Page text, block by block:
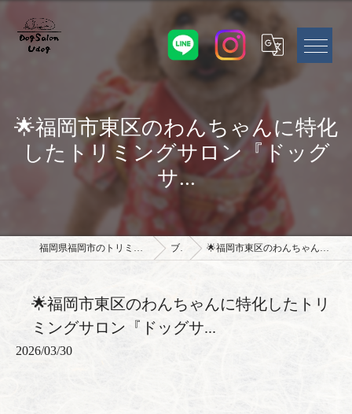
🌟福岡市東区のわんちゃんに特化
したトリミングサロン『ドッグ
サ...
福岡県福岡市のトリミングサロンならドッグサロン Udog ブログ 🌟福岡市東区のわんちゃんに特化したトリミングサロン『ドッグサ...
🌟福岡市東区のわんちゃんに特化したトリ
ミングサロン『ドッグサ...
2026/03/30